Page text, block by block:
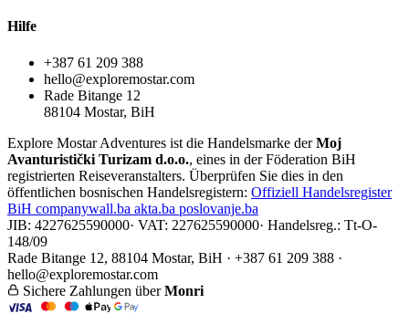
Hilfe
+387 61 209 388
hello@exploremostar.com
Rade Bitange 12
88104 Mostar, BiH
Explore Mostar Adventures ist die Handelsmarke derMoj
Avanturistički Turizam d.o.o., eines in der Föderation BiH
registrierten Reiseveranstalters. Überprüfen Sie dies in den
öffentlichen bosnischen Handelsregistern: Offiziell Handelsregister
BiH companywall.ba akta.ba poslovanje.ba
JIB: 4227625590000· VAT: 227625590000· Handelsreg.: Tt-O-
148/09
Rade Bitange 12, 88104 Mostar, BiH · +387 61 209 388 ·
hello@exploremostar.com
Sichere Zahlungen überMonri